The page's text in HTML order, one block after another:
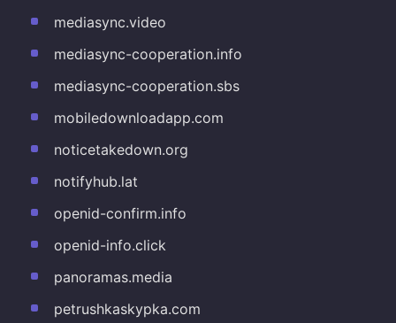
mediasync.video
mediasync-cooperation.info
mediasync-cooperation.sbs
mobiledownloadapp.com
noticetakedown.org
notifyhub.lat
openid-confirm.info
openid-info.click
panoramas.media
petrushkaskypka.com